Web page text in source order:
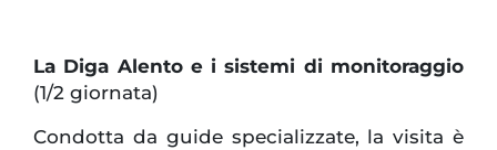
La Diga Alento e i sistemi di monitoraggio
(1/2 giornata)
Condotta da guide specializzate, la visita è